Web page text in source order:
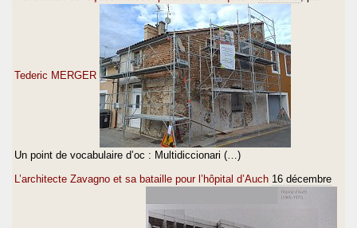
Tederic MERGER
Un point de vocabulaire d’oc : Multidiccionari (…)
L’architecte Zavagno et sa bataille pour l’hôpital d’Auch 16 décembre